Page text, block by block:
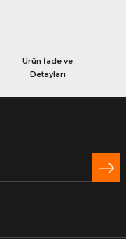
Ürün İade ve
Detayları